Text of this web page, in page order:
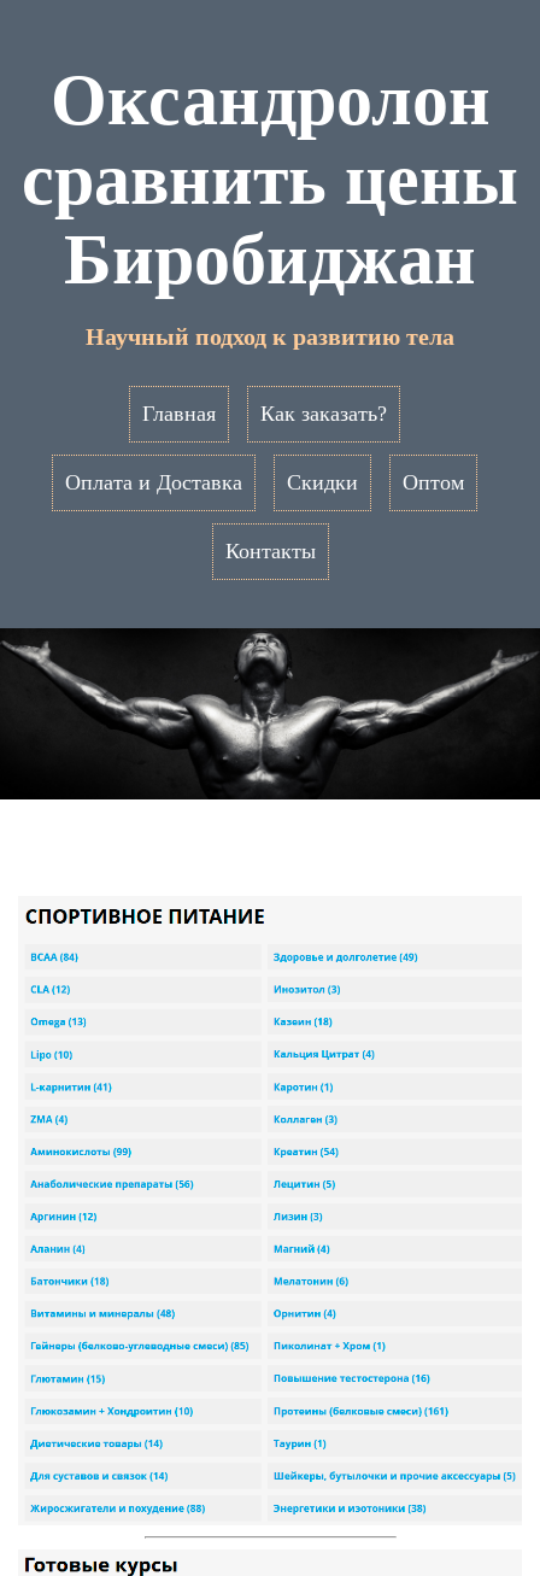
Оксандролон
сравнить цены
Биробиджан
Научный подход к развитию тела
Главная Как заказать?
Оплата и Доставка Скидки Оптом
Контакты